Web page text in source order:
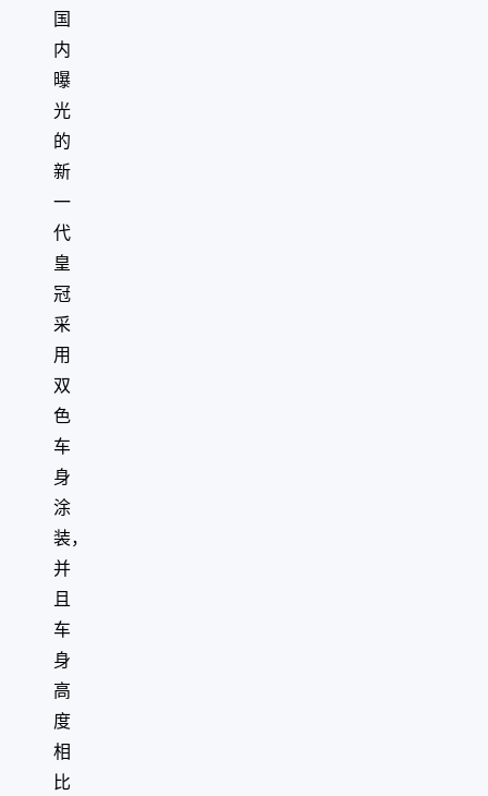
国
内
曝
光
的
新
一
代
皇
冠
采
用
双
色
车
身
涂
装，
并
且
车
身
高
度
相
比